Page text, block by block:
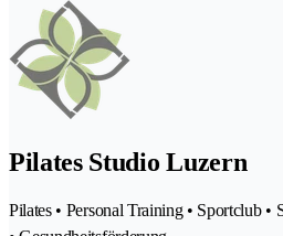
Pilates Studio Luzern
Pilates • Personal Training • Sportclub •